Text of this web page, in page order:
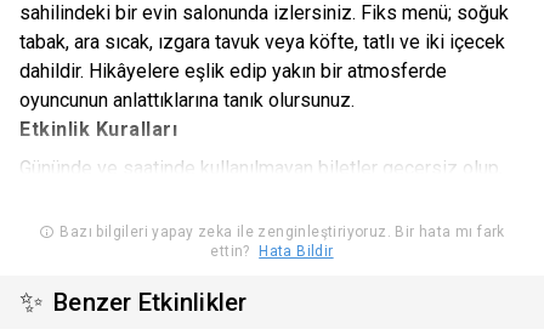
sahilindeki bir evin salonunda izlersiniz. Fiks menü; soğuk
tabak, ara sıcak, ızgara tavuk veya köfte, tatlı ve iki içecek
dahildir. Hikâyelere eşlik edip yakın bir atmosferde
oyuncunun anlattıklarına tanık olursunuz.
Etkinlik Kuralları
Gününde ve saatinde kullanılmayan biletler geçersiz olup,
yapılması mümkün değildir. Gün ve saatinde kullanılmayan
biletlerin iadesi için Biletinial’dan talepte bulunulamaz.
herhangi bir sebeple kullanılamayacak ise, en geç etkinlik
Bazı bilgileri yapay zeka ile zenginleştiriyoruz. Bir hata mı fark
ettin?
Hata Bildir
✨ Benzer Etkinlikler